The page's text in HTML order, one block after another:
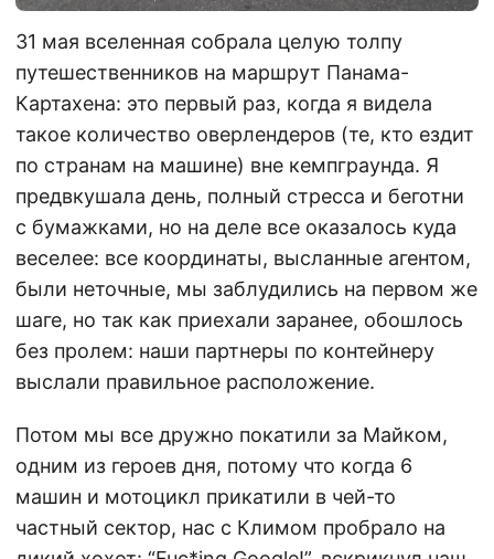
31 мая вселенная собрала целую толпу
путешественников на маршрут Панама-
Картахена: это первый раз, когда я видела
такое количество оверлендеров (те, кто ездит
по странам на машине) вне кемпграунда. Я
предвкушала день, полный стресса и беготни
с бумажками, но на деле все оказалось куда
веселее: все координаты, высланные агентом,
были неточные, мы заблудились на первом же
шаге, но так как приехали заранее, обошлось
без пролем: наши партнеры по контейнеру
выслали правильное расположение.
Потом мы все дружно покатили за Майком,
одним из героев дня, потому что когда 6
машин и мотоцикл прикатили в чей-то
частный сектор, нас с Климом пробрало на